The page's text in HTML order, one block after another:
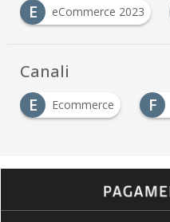
E
eCommerce 2023
Canali
E
Ecommerce F